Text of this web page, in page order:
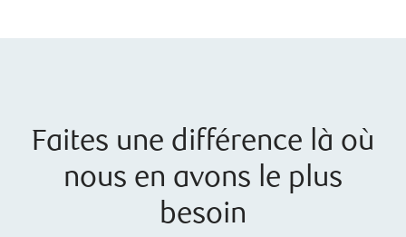
Faites une différence là où
nous en avons le plus
besoin